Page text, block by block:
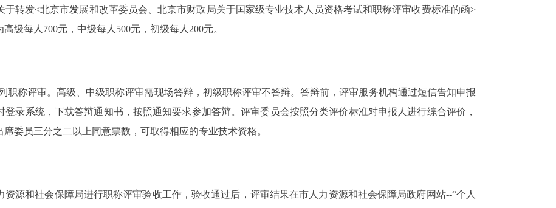
转发<北京市发展和改革委员会、北京市财政局关于国家级专业技术人员资格考试和职称评审收费标准的函>
级每人700元，中级每人500元，初级每人200元。
称评审。高级、中级职称评审需现场答辩，初级职称评审不答辩。答辩前，评审服务机构通过短信告知申报
登录系统，下载答辩通知书，按照通知要求参加答辩。评审委员会按照分类评价标准对申报人进行综合评价，
委员三分之二以上同意票数，可取得相应的专业技术资格。
和社会保障局进行职称评审验收工作，验收通过后，评审结果在市人力资源和社会保障局政府网站--“个人